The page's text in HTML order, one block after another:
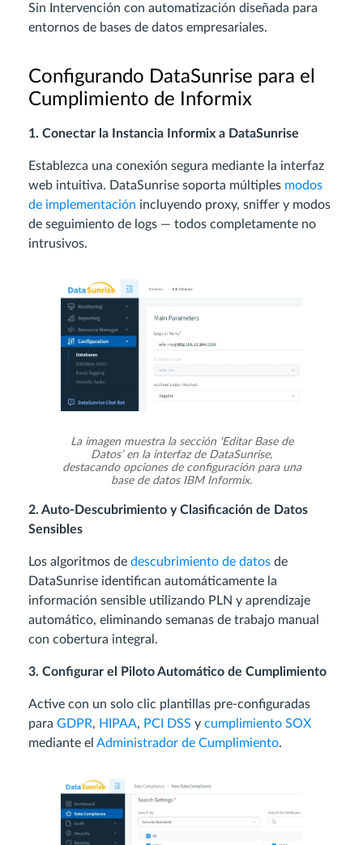
Sin Intervención con automatización diseñada para
entornos de bases de datos empresariales.
Configurando DataSunrise para el
Cumplimiento de Informix
1. Conectar la Instancia Informix a DataSunrise
Establezca una conexión segura mediante la interfaz
web intuitiva. DataSunrise soporta múltiples modos
de implementación incluyendo proxy, sniffer y modos
de seguimiento de logs — todos completamente no
intrusivos.
La imagen muestra la sección ‘Editar Base de
Datos’ en la interfaz de DataSunrise,
destacando opciones de configuración para una
base de datos IBM Informix.
2. Auto-Descubrimiento y Clasificación de Datos
Sensibles
Los algoritmos de descubrimiento de datos de
DataSunrise identifican automáticamente la
información sensible utilizando PLN y aprendizaje
automático, eliminando semanas de trabajo manual
con cobertura integral.
3. Configurar el Piloto Automático de Cumplimiento
Active con un solo clic plantillas pre-configuradas
para GDPR, HIPAA, PCI DSS y cumplimiento SOX
mediante el Administrador de Cumplimiento.